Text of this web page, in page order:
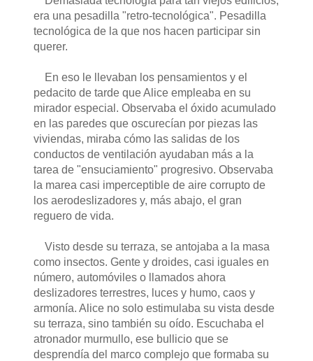
era una pesadilla "retro-tecnológica". Pesadilla
tecnológica de la que nos hacen participar sin
querer.
En eso le llevaban los pensamientos y el
pedacito de tarde que Alice empleaba en su
mirador especial. Observaba el óxido acumulado
en las paredes que oscurecían por piezas las
viviendas, miraba cómo las salidas de los
conductos de ventilación ayudaban más a la
tarea de "ensuciamiento" progresivo. Observaba
la marea casi imperceptible de aire corrupto de
los aerodeslizadores y, más abajo, el gran
reguero de vida.
Visto desde su terraza, se antojaba a la masa
como insectos. Gente y droides, casi iguales en
número, automóviles o llamados ahora
deslizadores terrestres, luces y humo, caos y
armonía. Alice no solo estimulaba su vista desde
su terraza, sino también su oído. Escuchaba el
atronador murmullo, ese bullicio que se
desprendía del marco complejo que formaba su